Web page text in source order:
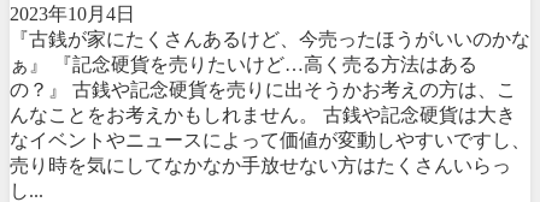
2023年10月4日
『古銭が家にたくさんあるけど、今売ったほうがいいのかな
ぁ』 『記念硬貨を売りたいけど…高く売る方法はある
の？』 古銭や記念硬貨を売りに出そうかお考えの方は、こ
んなことをお考えかもしれません。 古銭や記念硬貨は大き
なイベントやニュースによって価値が変動しやすいですし、
売り時を気にしてなかなか手放せない方はたくさんいらっ
し...